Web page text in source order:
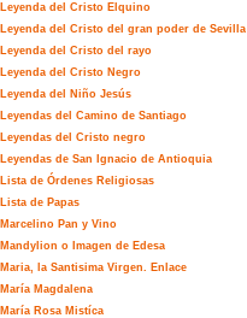
Leyenda del Cristo Elquino
Leyenda del Cristo del gran poder de Sevilla
Leyenda del Cristo del rayo
Leyenda del Cristo Negro
Leyenda del Niño Jesús
Leyendas del Camino de Santiago
Leyendas del Cristo negro
Leyendas de San Ignacio de Antioquia
Lista de Órdenes Religiosas
Lista de Papas
Marcelino Pan y Vino
Mandylion o Imagen de Edesa
Maria, la Santisima Virgen. Enlace
María Magdalena
María Rosa Mistíca